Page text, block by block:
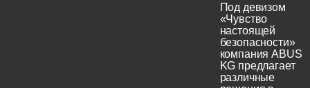
Под девизом
«Чувство
настоящей
безопасности»
компания ABUS
KG предлагает
различные